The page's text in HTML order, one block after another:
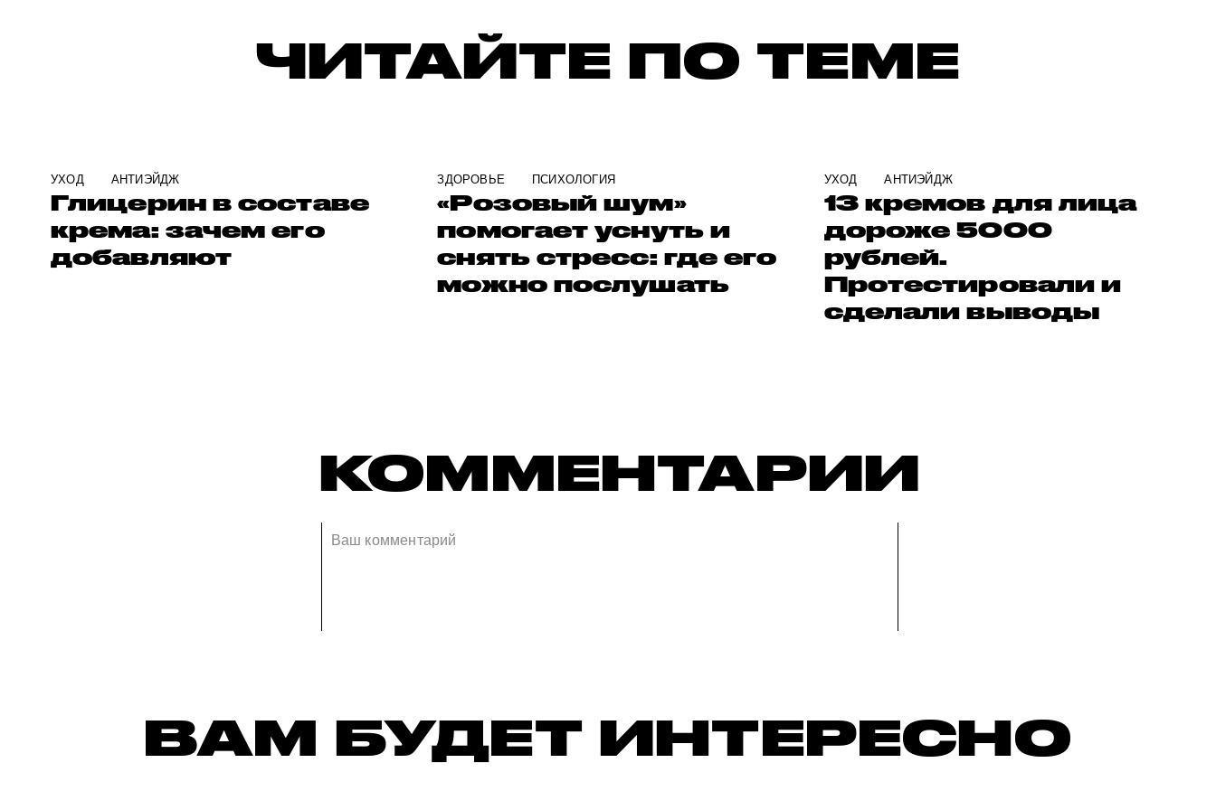
ЧИТАЙТЕ ПО ТЕМЕ
УХОД АНТИЭЙДЖ
Глицерин в составе
крема: зачем его
добавляют
ЗДОРОВЬЕ ПСИХОЛОГИЯ
«Розовый шум»
помогает уснуть и
снять стресс: где его
можно послушать
УХОД АНТИЭЙДЖ
13 кремов для лица
дороже 5000
рублей.
Протестировали и
сделали выводы
КОММЕНТАРИИ
ВАМ БУДЕТ ИНТЕРЕСНО